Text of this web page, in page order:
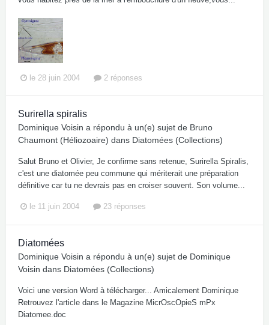
le 28 juin 2004 2 réponses
Surirella spiralis
Dominique Voisin a répondu à un(e) sujet de Bruno
Chaumont (Héliozoaire) dans Diatomées (Collections)
Salut Bruno et Olivier, Je confirme sans retenue, Surirella Spiralis,
c'est une diatomée peu commune qui mériterait une préparation
définitive car tu ne devrais pas en croiser souvent. Son volume...
le 11 juin 2004 23 réponses
Diatomées
Dominique Voisin a répondu à un(e) sujet de Dominique
Voisin dans Diatomées (Collections)
Voici une version Word à télécharger... Amicalement Dominique
Retrouvez l'article dans le Magazine MicrOscOpieS mPx
Diatomee.doc